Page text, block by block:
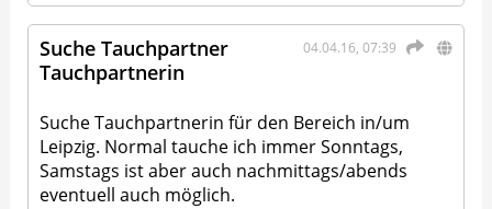
04.04.16, 07:39
Suche Tauchpartner
Tauchpartnerin
Suche Tauchpartnerin für den Bereich in/um
Leipzig. Normal tauche ich immer Sonntags,
Samstags ist aber auch nachmittags/abends
eventuell auch möglich.